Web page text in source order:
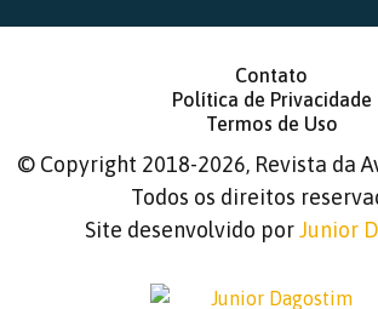
Contato
Política de Privacidade
Termos de Uso
© Copyright 2018-2026, Revista da
Todos os direitos
Site desenvolvido porJunior